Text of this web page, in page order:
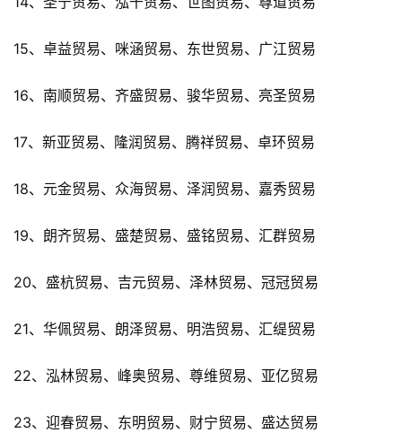
15、卓益贸易、咪涵贸易、东世贸易、广江贸易
16、南顺贸易、齐盛贸易、骏华贸易、亮圣贸易
17、新亚贸易、隆润贸易、腾祥贸易、卓环贸易
18、元金贸易、众海贸易、泽润贸易、嘉秀贸易
19、朗齐贸易、盛楚贸易、盛铭贸易、汇群贸易
20、盛杭贸易、吉元贸易、泽林贸易、冠冠贸易
21、华佩贸易、朗泽贸易、明浩贸易、汇缇贸易
22、泓林贸易、峰奥贸易、尊维贸易、亚亿贸易
23、迎春贸易、东明贸易、财宁贸易、盛达贸易